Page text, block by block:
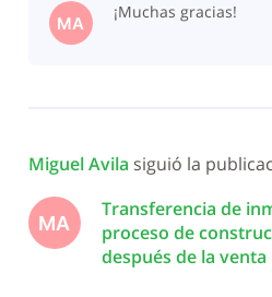
DGII sin construcción valía
MA
¡Muchas gracias!
Miguel Avila siguió la
MA
Transferencia de
proceso de
después de la venta